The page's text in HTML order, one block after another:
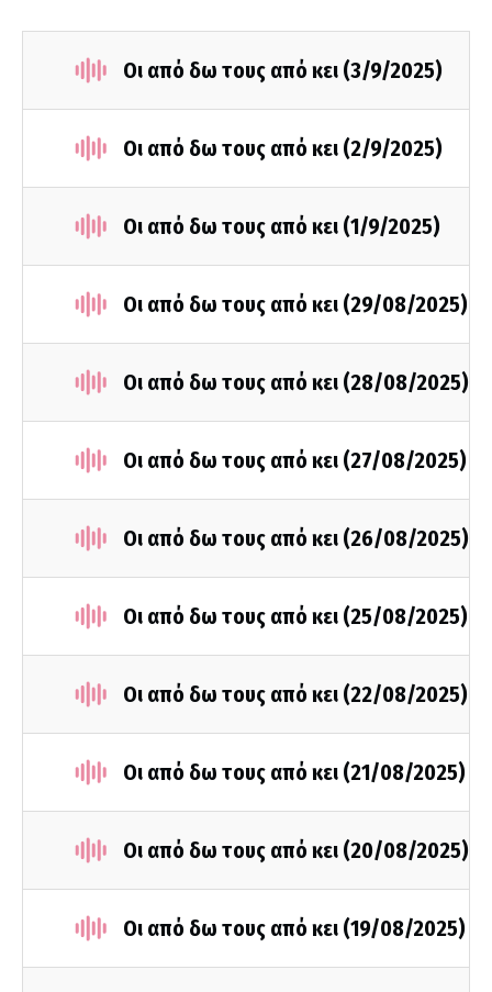
Οι από δω τους από κει (3/9/2025)
Οι από δω τους από κει (2/9/2025)
Οι από δω τους από κει (1/9/2025)
Οι από δω τους από κει (29/08/2025)
Οι από δω τους από κει (28/08/2025)
Οι από δω τους από κει (27/08/2025)
Οι από δω τους από κει (26/08/2025)
Οι από δω τους από κει (25/08/2025)
Οι από δω τους από κει (22/08/2025)
Οι από δω τους από κει (21/08/2025)
Οι από δω τους από κει (20/08/2025)
Οι από δω τους από κει (19/08/2025)